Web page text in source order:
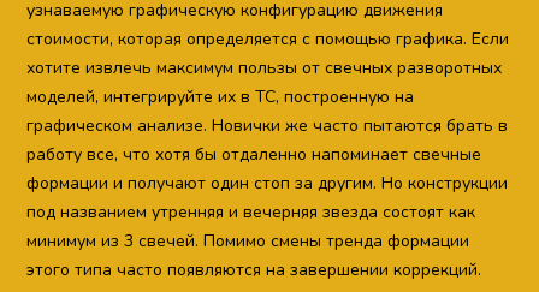
узнаваемую графическую конфигурацию движения
стоимости, которая определяется с помощью графика. Если
хотите извлечь максимум пользы от свечных разворотных
моделей, интегрируйте их в ТС, построенную на
графическом анализе. Новички же часто пытаются брать в
работу все, что хотя бы отдаленно напоминает свечные
формации и получают один стоп за другим. Но конструкции
под названием утренняя и вечерняя звезда состоят как
минимум из 3 свечей. Помимо смены тренда формации
этого типа часто появляются на завершении коррекций.